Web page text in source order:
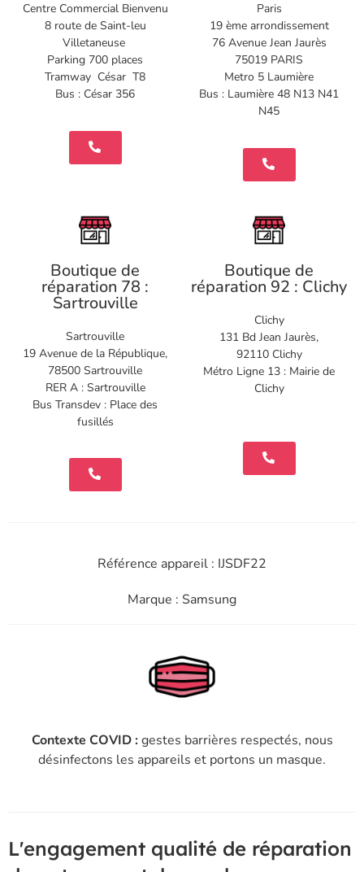
Centre Commercial Bienvenu
8 route de Saint-leu
Villetaneuse
Parking 700 places
Tramway César T8
Bus : César 356
Paris
19 ème arrondissement
76 Avenue Jean Jaurès
75019 PARIS
Metro 5 Laumière
Bus : Laumière 48 N13 N41
N45
Boutique de
réparation 78 :
Sartrouville
Sartrouville
19 Avenue de la République,
78500 Sartrouville
RER A : Sartrouville
Bus Transdev : Place des
fusillés
Boutique de
réparation 92 : Clichy
Clichy
131 Bd Jean Jaurès,
92110 Clichy
Métro Ligne 13 : Mairie de
Clichy
Référence appareil : IJSDF22
Marque : Samsung
Contexte COVID :gestes barrières respectés, nous
désinfectons les appareils et portons un masque.
L'engagement qualité de réparation